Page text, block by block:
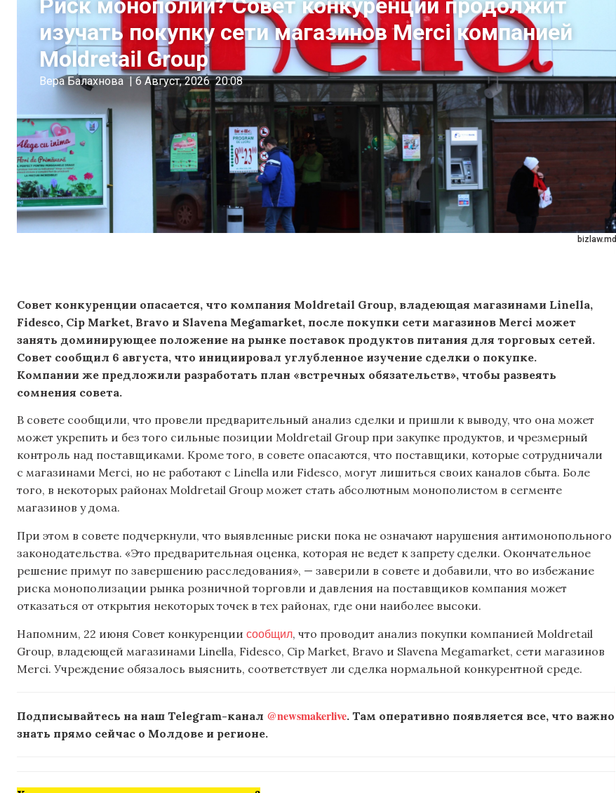
bizlaw.md
Риск монополии? Совет конкуренции продолжит
изучать покупку сети магазинов Merci компанией
Moldretail Group
Вера Балахнова | 6 Август, 2026 20:08
Совет конкуренции опасается, что компания Moldretail Group, владеющая магазинами Linella,
Fidesco, Cip Market, Bravo и Slavena Megamarket, после покупки сети магазинов Merci может
занять доминирующее положение на рынке поставок продуктов питания для торговых сетей.
Совет сообщил 6 августа, что инициировал углубленное изучение сделки о покупке.
Компании же предложили разработать план «встречных обязательств», чтобы развеять
сомнения совета.
В совете сообщили, что провели предварительный анализ сделки и пришли к выводу, что она может
может укрепить и без того сильные позиции Moldretail Group при закупке продуктов, и чрезмерный
контроль над поставщиками. Кроме того, в совете опасаются, что поставщики, которые сотрудничали
с магазинами Merci, но не работают с Linella или Fidesco, могут лишиться своих каналов сбыта. Боле
того, в некоторых районах Moldretail Group может стать абсолютным монополистом в сегменте
магазинов у дома.
При этом в совете подчеркнули, что выявленные риски пока не означают нарушения антимонопольного
законодательства. «Это предварительная оценка, которая не ведет к запрету сделки. Окончательное
решение примут по завершению расследования», — заверили в совете и добавили, что во избежание
риска монополизации рынка розничной торговли и давления на поставщиков компания может
отказаться от открытия некоторых точек в тех районах, где они наиболее высоки.
Напомним, 22 июня Совет конкуренции сообщил, что проводит анализ покупки компанией Moldretail
Group, владеющей магазинами Linella, Fidesco, Cip Market, Bravo и Slavena Megamarket, сети магазинов
Merci. Учреждение обязалось выяснить, соответствует ли сделка нормальной конкурентной среде.
Подписывайтесь на наш Telegram-канал @newsmakerlive. Там оперативно появляется все, что важно
знать прямо сейчас о Молдове и регионе.